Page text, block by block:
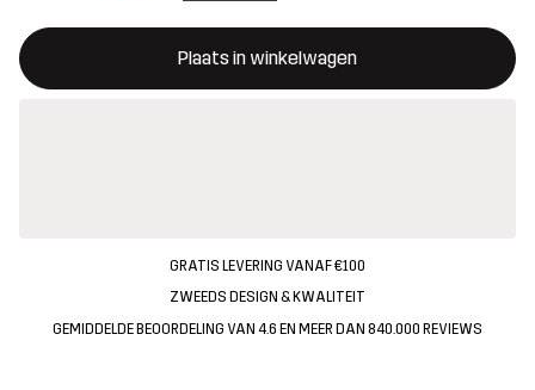
Plaats in winkelwagen
Deze knop opent een modal met de bevestiging van een
{{size}} niet beschikbaar
GRATIS LEVERING VANAF €100
ZWEEDS DESIGN & KWALITEIT
GEMIDDELDE BEOORDELING VAN 4.6 EN MEER DAN 840.000 REVIEWS